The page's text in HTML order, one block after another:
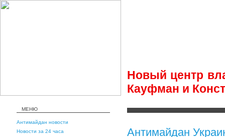
Новый центр
Кауфман и
МЕНЮ
Антимайдан новости
Новости за 24 часа
Антимайдан